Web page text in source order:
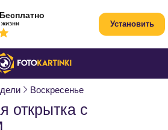
Воскресенье
открытка с
Установить